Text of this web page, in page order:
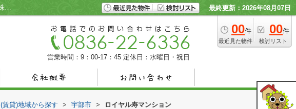
ロイヤル寿マンション／宇部市の不動産情報 賃貸アパ－ト 貸家 中古住宅 中古マンション 土地／株式会社和幸不動産 最終更新：2026年08月07日
00件
最近見た物件
00件
検討リスト
営業時間：9：00-17：45 定休日：水曜日・祝日
(賃貸)地域から探す > 宇部市 > ロイヤル寿マンション